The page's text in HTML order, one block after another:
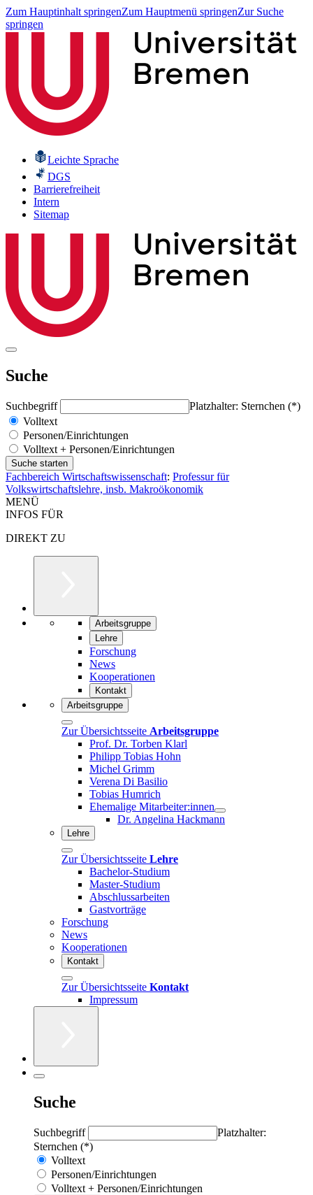
Zum Hauptinhalt springenZum Hauptmenü springenZur Suche
springen
Leichte Sprache
DGS
Barrierefreiheit
Intern
Sitemap
Suche
Suchbegriff
Platzhalter: Sternchen (*)
Volltext
Personen/Einrichtungen
Volltext + Personen/Einrichtungen
Fachbereich Wirtschaftswissenschaft: Professur für
Volkswirtschaftslehre, insb. Makroökonomik
MENÜ
INFOS FÜR
DIREKT ZU
Arbeitsgruppe
Lehre
Forschung
News
Kooperationen
Kontakt
Arbeitsgruppe
Zur Übersichtsseite Arbeitsgruppe
Prof. Dr. Torben Klarl
Philipp Tobias Hohn
Michel Grimm
Verena Di Basilio
Tobias Humrich
Ehemalige Mitarbeiter:innen
Dr. Angelina Hackmann
Lehre
Zur Übersichtsseite Lehre
Bachelor-Studium
Master-Studium
Abschlussarbeiten
Gastvorträge
Forschung
News
Kooperationen
Kontakt
Zur Übersichtsseite Kontakt
Impressum
Suche
Suchbegriff
Platzhalter:
Sternchen (*)
Volltext
Personen/Einrichtungen
Volltext + Personen/Einrichtungen